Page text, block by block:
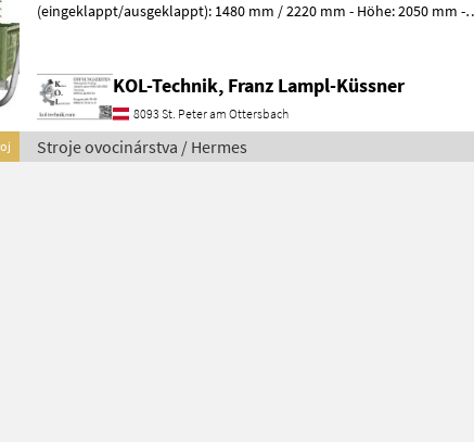
(eingeklappt/ausgeklappt): 1480 mm / 2220 mm - Höhe: 2050 mm -
KOL-Technik, Franz Lampl-Küssner
8093 St. Peter am Ottersbach
Stroje ovocinárstva / Hermes